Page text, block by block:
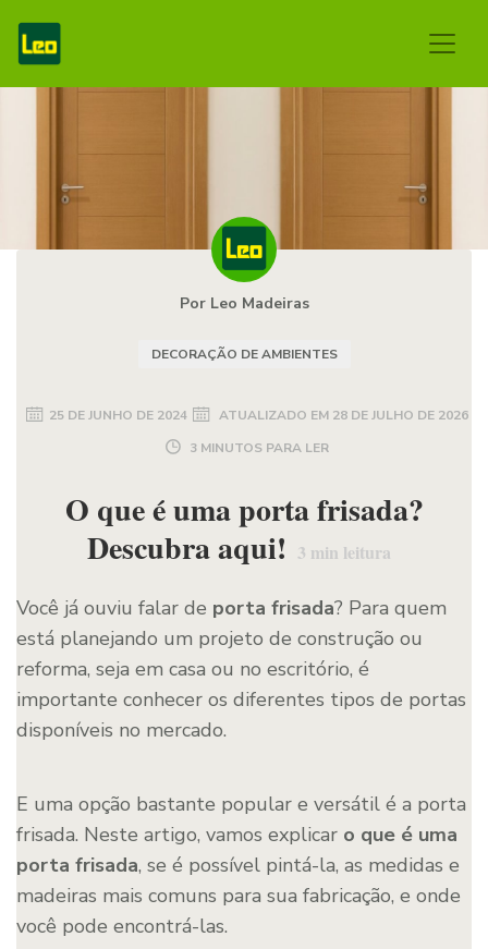
Por Leo Madeiras
DECORAÇÃO DE AMBIENTES
25 DE JUNHO DE 2024 ATUALIZADO EM 28 DE JULHO DE 2026
3 MINUTOS PARA LER
O que é uma porta frisada?
Descubra aqui! 3 min leitura
Você já ouviu falar de porta frisada? Para quem
está planejando um projeto de construção ou
reforma, seja em casa ou no escritório, é
importante conhecer os diferentes tipos de portas
disponíveis no mercado.
E uma opção bastante popular e versátil é a porta
frisada. Neste artigo, vamos explicar o que é uma
porta frisada, se é possível pintá-la, as medidas e
madeiras mais comuns para sua fabricação, e onde
você pode encontrá-las.